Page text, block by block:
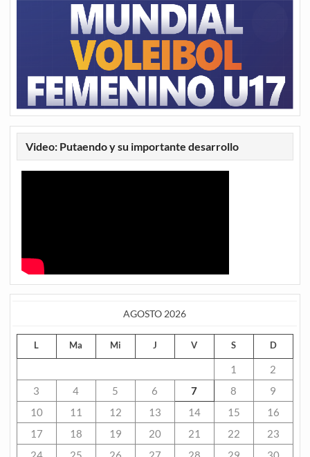
Video: Putaendo y su importante desarrollo
AGOSTO 2026
L Ma Mi J V S D
1
2
3
4 5 6 7 8
9
10
11 12 13 14 15
16
17
18 19 20 21 22
23